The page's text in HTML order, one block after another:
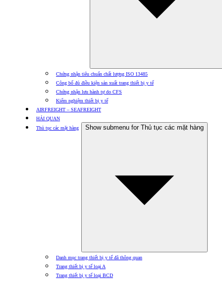
Chứng nhận tiêu chuẩn chất lượng ISO 13485
Công bố đủ điều kiện sản xuất trang thiết bị y tế
Chứng nhận lưu hành tự do CFS
Kiểm nghiệm thiết bị y tế
AIRFREIGHT – SEAFREIGHT
HẢI QUAN
Thủ tục các mặt hàng
Show submenu for Thủ tục các mặt hàng
Danh mục trang thiết bị y tế đã thông quan
Trang thiết bị y tế loại A
Trang thiết bị y tế loại BCD